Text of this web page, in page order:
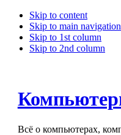
Skip to content
Skip to main navigation
Skip to 1st column
Skip to 2nd column
Всё о компьютерах,